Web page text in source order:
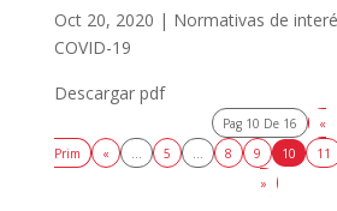
Oct 20, 2020 | Normativas de
COVID-19
Descargar pdf
Pag 10 De 16
«
Prim
« 5 8 9 10 11
»